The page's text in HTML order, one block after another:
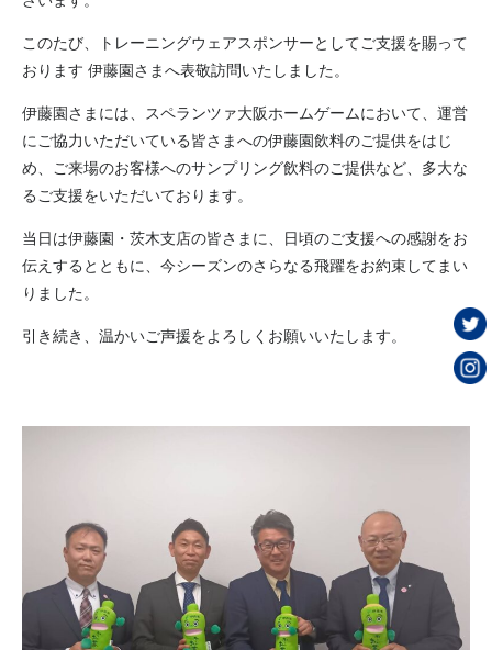
このたび、トレーニングウェアスポンサーとしてご支援を賜って
おります 伊藤園さまへ表敬訪問いたしました。
伊藤園さまには、スペランツァ大阪ホームゲームにおいて、運営
にご協力いただいている皆さまへの伊藤園飲料のご提供をはじ
め、ご来場のお客様へのサンプリング飲料のご提供など、多大な
るご支援をいただいております。
当日は伊藤園・茨木支店の皆さまに、日頃のご支援への感謝をお
伝えするとともに、今シーズンのさらなる飛躍をお約束してまい
りました。
引き続き、温かいご声援をよろしくお願いいたします。